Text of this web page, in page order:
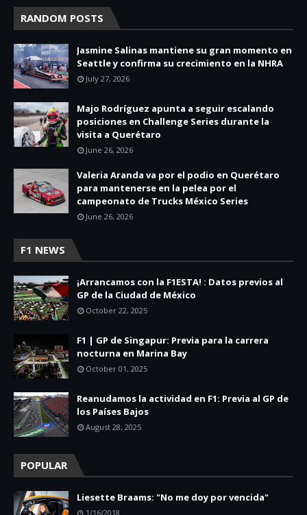
RANDOM POSTS
Jasmine Salinas mantiene su gran momento en
Seattle y confirma su crecimiento en la NHRA
July 27, 2026
Majo Rodríguez apunta a seguir escalando
posiciones en Challenge Series durante la
visita a Querétaro
June 26, 2026
Valeria Aranda va por el podio en Querétaro
para mantenerse en la pelea por el
campeonato de Trucks México Series
June 26, 2026
F1 NEWS
¡Arrancamos con la F1ESTA! : Datos previos al
GP de la Ciudad de México
October 22, 2025
F1 | GP de Singapur: Previa para la carrera
nocturna en Marina Bay
October 01, 2025
Reanudamos la actividad en F1: Previa al GP de
los Países Bajos
August 28, 2025
POPULAR
Liesette Braams: "No me doy por vencida"
1/16/2018